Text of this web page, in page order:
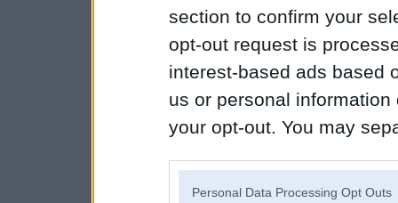
section to confirm your
opt-out request is
interest-based ads based
us or personal
your opt-out. You may
Personal Data Processing Opt Outs